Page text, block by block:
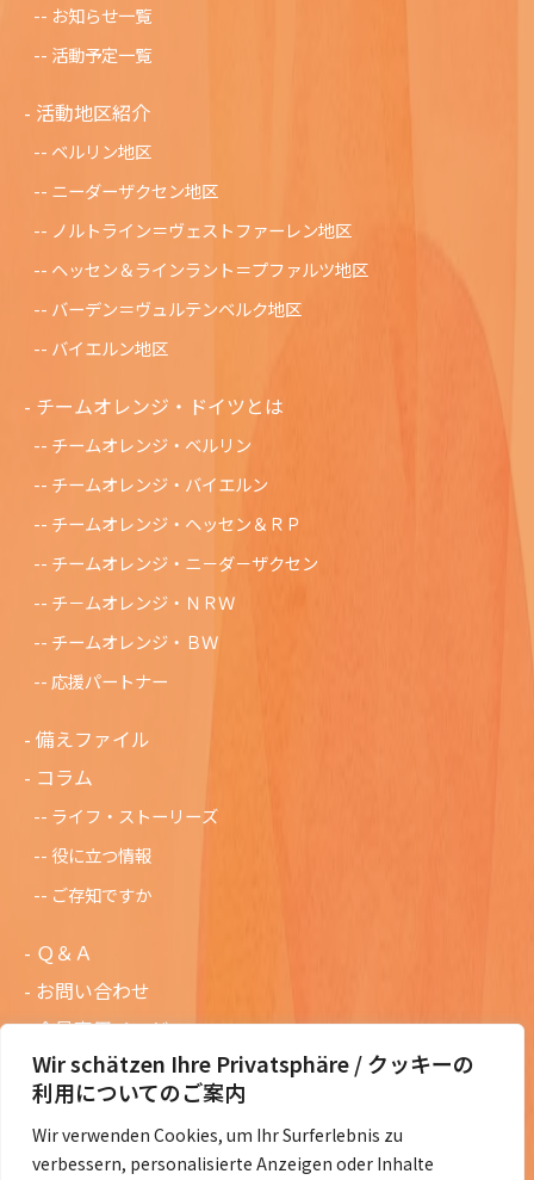
Wir schätzen Ihre Privatsphäre / クッキーの
利用についてのご案内
Wir verwenden Cookies, um Ihr Surferlebnis zu
verbessern, personalisierte Anzeigen oder Inhalte
お知らせ一覧
活動予定一覧
活動地区紹介
ベルリン地区
ニーダーザクセン地区
ノルトライン＝ヴェストファーレン地区
ヘッセン＆ラインラント＝プファルツ地区
バーデン＝ヴュルテンベルク地区
バイエルン地区
チームオレンジ・ドイツとは
チームオレンジ・ベルリン
チームオレンジ・バイエルン
チームオレンジ・ヘッセン＆ＲＰ
チームオレンジ・ニ－ダ－ザクセン
チ－ムオレンジ・ＮＲＷ
チームオレンジ・ＢＷ
応援パートナー
備えファイル
コラム
ライフ・ストーリーズ
役に立つ情報
ご存知ですか
Ｑ＆Ａ
お問い合わせ
会員専用ページ
ニュースレターバックナンバー
過去の講演資料
総会議事録